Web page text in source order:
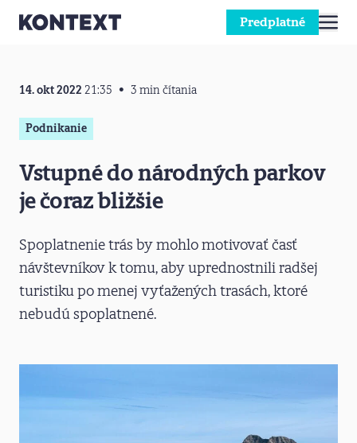
Predplatné
14. okt 2022 21:35 3 min čítania
Podnikanie
Vstupné do národných parkov
je čoraz bližšie
Spoplatnenie trás by mohlo motivovať časť
návštevníkov k tomu, aby uprednostnili radšej
turistiku po menej vyťažených trasách, ktoré
nebudú spoplatnené.